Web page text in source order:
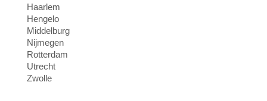
Haarlem
Hengelo
Middelburg
Nijmegen
Rotterdam
Utrecht
Zwolle